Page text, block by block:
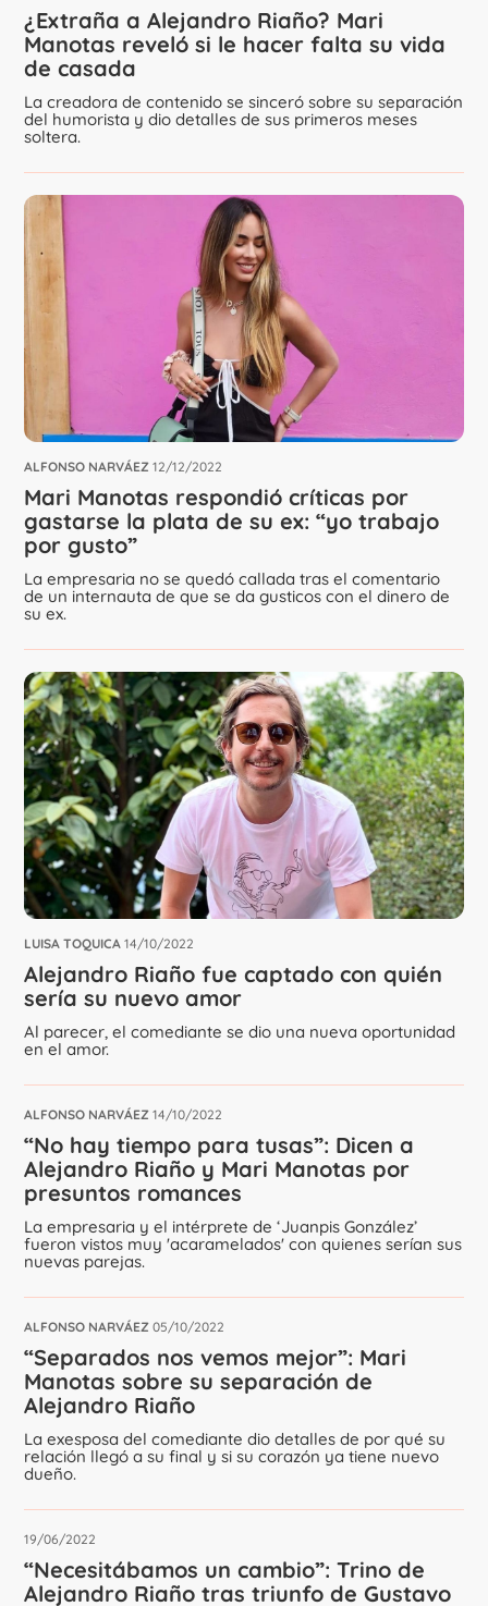
¿Extraña a Alejandro Riaño? Mari
Manotas reveló si le hacer falta su vida
de casada
La creadora de contenido se sinceró sobre su separación
del humorista y dio detalles de sus primeros meses
soltera.
ALFONSO NARVÁEZ 12/12/2022
Mari Manotas respondió críticas por
gastarse la plata de su ex: “yo trabajo
por gusto”
La empresaria no se quedó callada tras el comentario
de un internauta de que se da gusticos con el dinero de
su ex.
LUISA TOQUICA 14/10/2022
Alejandro Riaño fue captado con quién
sería su nuevo amor
Al parecer, el comediante se dio una nueva oportunidad
en el amor.
ALFONSO NARVÁEZ 14/10/2022
“No hay tiempo para tusas”: Dicen a
Alejandro Riaño y Mari Manotas por
presuntos romances
La empresaria y el intérprete de ‘Juanpis González’
fueron vistos muy 'acaramelados' con quienes serían sus
nuevas parejas.
ALFONSO NARVÁEZ 05/10/2022
“Separados nos vemos mejor”: Mari
Manotas sobre su separación de
Alejandro Riaño
La exesposa del comediante dio detalles de por qué su
relación llegó a su final y si su corazón ya tiene nuevo
dueño.
19/06/2022
“Necesitábamos un cambio”: Trino de
Alejandro Riaño tras triunfo de Gustavo